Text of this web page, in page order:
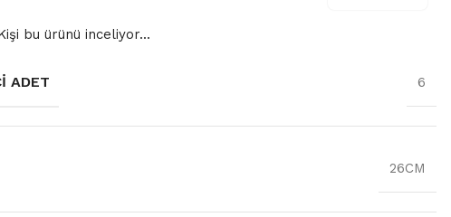
bu ürünü inceliyor...
ADET 6
26CM